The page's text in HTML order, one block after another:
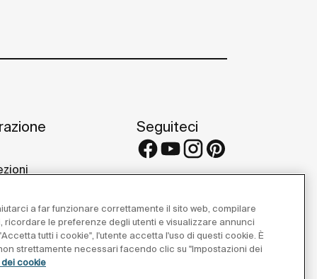
di riferimento
Galleries
Seguiteci
a far funzionare correttamente il sito web, compilare
le preferenze degli utenti e visualizzare annunci
tutti i cookie", l'utente accetta l'uso di questi cookie. È
strettamente necessari facendo clic su "Impostazioni dei
cookie